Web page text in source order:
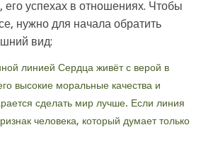
его успехах в отношениях. Чтобы
нужно для начала обратить
вид:
линией Сердца живёт с верой в
высокие моральные качества и
сделать мир лучше. Если линия
человека, который думает только